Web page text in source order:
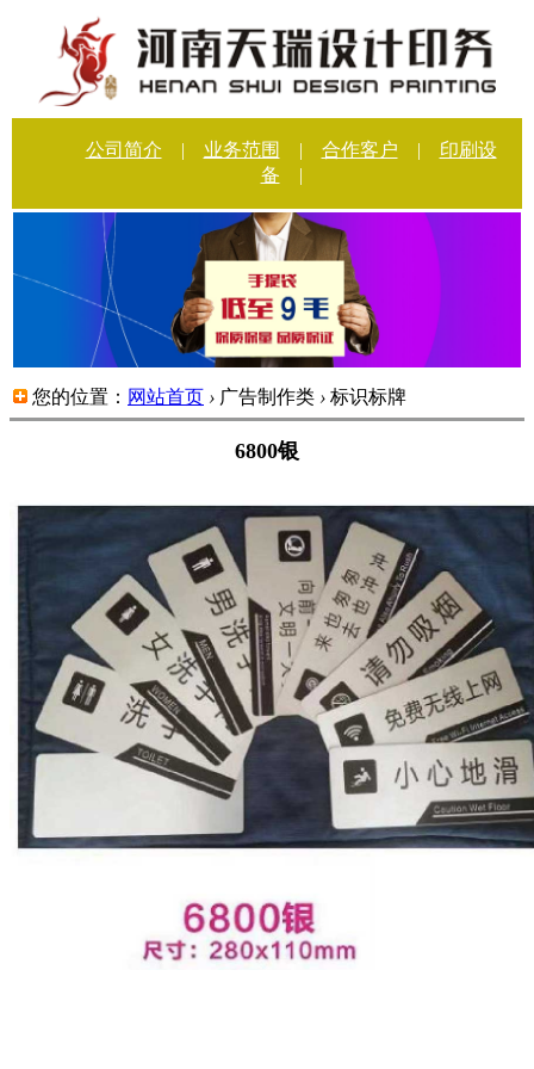
公司简介 | 业务范围 | 合作客户 |
印刷设
备
|
您的位置： 网站首页 › 广告制作类 › 标识标牌
6800银